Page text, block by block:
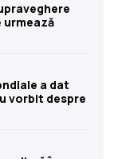
urmează
a dat
vorbit despre